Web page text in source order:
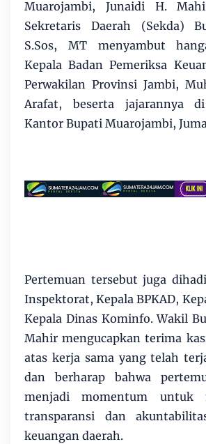
Muarojambi, Junaidi H.
Sekretaris Daerah (Sekda)
S.Sos, MT menyambut
Kepala Badan Pemeriksa
Perwakilan Provinsi Jambi,
Arafat, beserta jajarannya
Kantor Bupati Muarojambi,
Pertemuan tersebut juga
Inspektorat, Kepala BPKAD,
Kepala Dinas Kominfo. Wakil
Mahir mengucapkan terima
atas kerja sama yang telah
dan berharap bahwa
menjadi momentum untuk
transparansi dan
keuangan daerah.